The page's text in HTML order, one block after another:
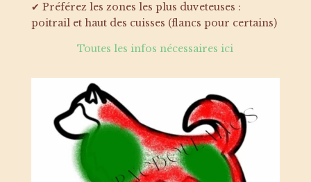
✔ Préférez les zones les plus duveteuses :
poitrail et haut des cuisses (flancs pour certains)
Toutes les infos nécessaires ici